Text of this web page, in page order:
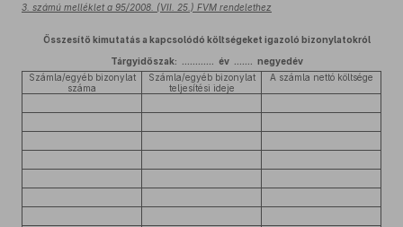
3. számú melléklet a 95/2008. (VII. 25.) FVM rendelethez
Összesítő kimutatás a kapcsolódó költségeket igazoló bizonylatokról
Tárgyidőszak: ............ év ....... negyedév
Számla/egyéb bizonylat
száma
Számla/egyéb bizonylat
teljesítési ideje
A számla nettó költsége